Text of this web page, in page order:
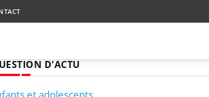
D'ACTU
et adolescents